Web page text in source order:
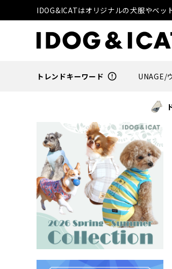
IDOG&ICATはオリジナルの犬服やベッ
トレンドキーワード error_outline UNAGE/